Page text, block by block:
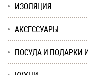
ИЗОЛЯЦИЯ
АКСЕССУАРЫ
ПОСУДА И ПОДАРКИ